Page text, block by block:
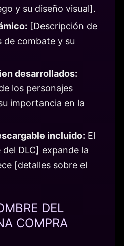
y su diseño visual].
[Descripción de
de combate y su
desarrollados:
los personajes
importancia en la
incluido: El
DLC] expande la
[detalles sobre el
DEL
COMPRA